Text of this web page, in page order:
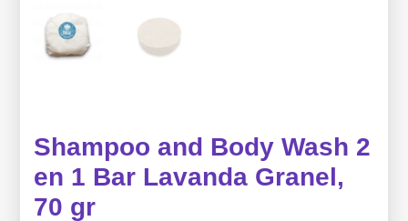
Shampoo and Body Wash 2
en 1 Bar Lavanda Granel,
70 gr